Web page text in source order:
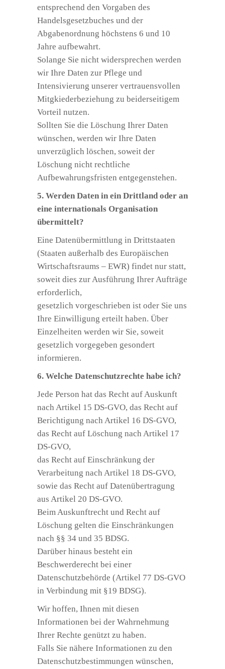
entsprechend den Vorgaben des
Handelsgesetzbuches und der
Abgabenordnung höchstens 6 und 10
Jahre aufbewahrt.
Solange Sie nicht widersprechen werden
wir Ihre Daten zur Pflege und
Intensivierung unserer vertrauensvollen
Mitgkiederbeziehung zu beiderseitigem
Vorteil nutzen.
Sollten Sie die Löschung Ihrer Daten
wünschen, werden wir Ihre Daten
unverzüglich löschen, soweit der
Löschung nicht rechtliche
Aufbewahrungsfristen entgegenstehen.
5. Werden Daten in ein Drittland oder an
eine internationals Organisation
übermittelt?
Eine Datenübermittlung in Drittstaaten
(Staaten außerhalb des Europäischen
Wirtschaftsraums – EWR) findet nur statt,
soweit dies zur Ausführung Ihrer Aufträge
erforderlich,
gesetzlich vorgeschrieben ist oder Sie uns
Ihre Einwilligung erteilt haben. Über
Einzelheiten werden wir Sie, soweit
gesetzlich vorgegeben gesondert
informieren.
6. Welche Datenschutzrechte habe ich?
Jede Person hat das Recht auf Auskunft
nach Artikel 15 DS-GVO, das Recht auf
Berichtigung nach Artikel 16 DS-GVO,
das Recht auf Löschung nach Artikel 17
DS-GVO,
das Recht auf Einschränkung der
Verarbeitung nach Artikel 18 DS-GVO,
sowie das Recht auf Datenübertragung
aus Artikel 20 DS-GVO.
Beim Auskunftrecht und Recht auf
Löschung gelten die Einschränkungen
nach §§ 34 und 35 BDSG.
Darüber hinaus besteht ein
Beschwerderecht bei einer
Datenschutzbehörde (Artikel 77 DS-GVO
in Verbindung mit §19 BDSG).
Wir hoffen, Ihnen mit diesen
Informationen bei der Wahrnehmung
Ihrer Rechte genützt zu haben.
Falls Sie nähere Informationen zu den
Datenschutzbestimmungen wünschen,